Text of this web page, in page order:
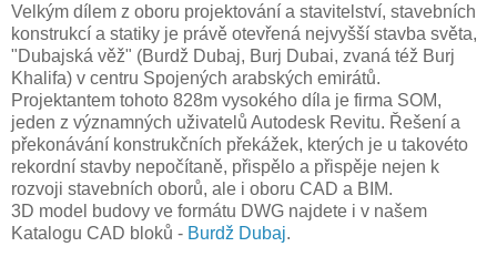
Velkým dílem z oboru projektování a stavitelství, stavebních
konstrukcí a statiky je právě otevřená nejvyšší stavba světa,
"Dubajská věž" (Burdž Dubaj, Burj Dubai, zvaná též Burj
Khalifa) v centru Spojených arabských emirátů.
Projektantem tohoto 828m vysokého díla je firma SOM,
jeden z významných uživatelů Autodesk Revitu. Řešení a
překonávání konstrukčních překážek, kterých je u takovéto
rekordní stavby nepočítaně, přispělo a přispěje nejen k
rozvoji stavebních oborů, ale i oboru CAD a BIM.
3D model budovy ve formátu DWG najdete i v našem
Katalogu CAD bloků - Burdž Dubaj.